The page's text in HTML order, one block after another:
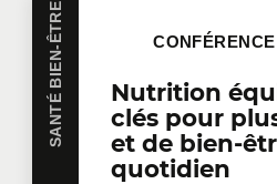
SANTÉ BIEN-ÊTRE
Nutrition
clés pour
et de bien-
quotidien
CONFÉRENCE